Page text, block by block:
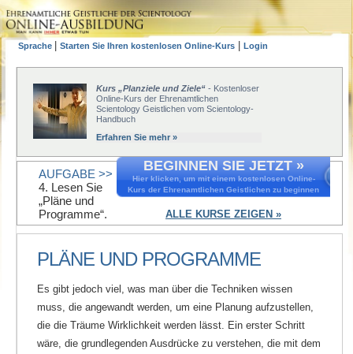
Sprache Starten Sie Ihren kostenlosen Online-Kurs Login
Kurs „Planziele und Ziele“ - Kostenloser
Online-Kurs der Ehrenamtlichen
Scientology Geistlichen vom Scientology-
Handbuch
Erfahren Sie mehr »
BEGINNEN SIE JETZT »
Hier klicken, um mit einem kostenlosen Online-
Kurs der Ehrenamtlichen Geistlichen zu beginnen
ALLE KURSE ZEIGEN »
AUFGABE >>
4. Lesen Sie
„Pläne und
Programme“.
PLÄNE UND PROGRAMME
Es gibt jedoch viel, was man über die Techniken wissen
muss, die angewandt werden, um eine Planung aufzustellen,
die die Träume Wirklichkeit werden lässt. Ein erster Schritt
wäre, die grundlegenden Ausdrücke zu verstehen, die mit dem